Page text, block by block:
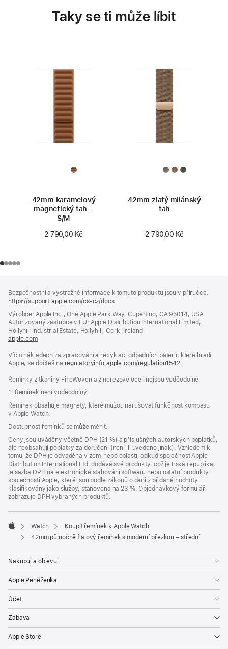
Taky se ti může líbit
42mm karamelový
magnetický tah –
S/M
2 790,00 Kč
42mm zlatý milánský
tah
2 790,00 Kč
Bezpečnostní a výstražné informace k tomuto produktu jsou v příručce:
https://support.apple.com/cs-cz/docs(otevře
v novém
okně)
Výrobce: Apple Inc., One Apple Park Way, Cupertino, CA 95014, USA
Autorizovaný zástupce v EU: Apple Distribution International Limited,
Hollyhill Industrial Estate, Hollyhill, Cork, Ireland
apple.com(otevře
v novém
okně)
Víc o nákladech za zpracování a recyklaci odpadních baterií, které hradí
Apple, se dočteš na regulatoryinfo.apple.com/regulation1542(otevře
v novém
Řemínky z tkaniny FineWoven a z nerezové oceli nejsou voděodolné.
1. Řemínek není voděodolný.
Řemínek obsahuje magnety, které můžou narušovat funkčnost kompasu
v Apple Watch.
Dostupnost řemínků se může měnit.
Ceny jsou uváděny včetně DPH (21 %) a příslušných autorských poplatků,
ale neobsahují poplatky za doručení (není-li uvedeno jinak). Vzhledem k
tomu, že DPH je odváděna v zemi nebo oblasti, odkud společnost Apple
Distribution International Ltd. dodává své produkty, což je Irská republika,
je sazba DPH na elektronické stahování softwaru nebo ostatní produkty
společnosti Apple, které jsou podle zákonů o dani z přidané hodnoty
klasifikovány jako služby, stanovena na 23 %. Objednávkový formulář
zobrazuje DPH vybraných produktů.
Apple
Watch
Koupit řemínek k Apple Watch
42mm půlnočně fialový řemínek s moderní přezkou – střední
Nakupuj a objevuj
Apple Peněženka
Účet
Zábava
Apple Store